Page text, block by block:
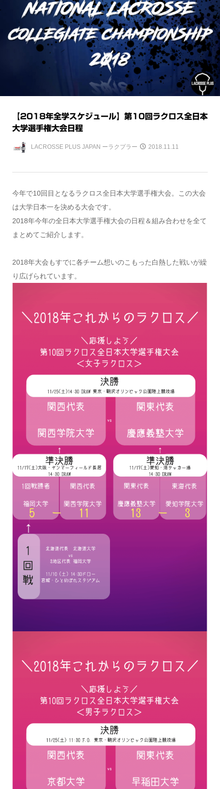
【2018年全学スケジュール】第10回ラクロス全日本
大学選手権大会日程
LACROSSE PLUS JAPAN ーラクプラー 2018.11.11
今年で10回目となるラクロス全日本大学選手権大会。この大会
は大学日本一を決める大会です。
2018年今年の全日本大学選手権大会の日程＆組み合わせを全て
まとめてご紹介します。
2018年大会もすでに各チーム想いのこもった白熱した戦いが繰
り広げられています。